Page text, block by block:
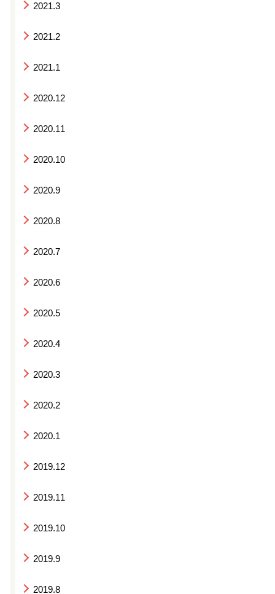
2021.3
2021.2
2021.1
2020.12
2020.11
2020.10
2020.9
2020.8
2020.7
2020.6
2020.5
2020.4
2020.3
2020.2
2020.1
2019.12
2019.11
2019.10
2019.9
2019.8